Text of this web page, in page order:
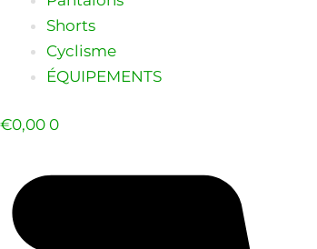
Shorts
Cyclisme
ÉQUIPEMENTS
€0,00 0